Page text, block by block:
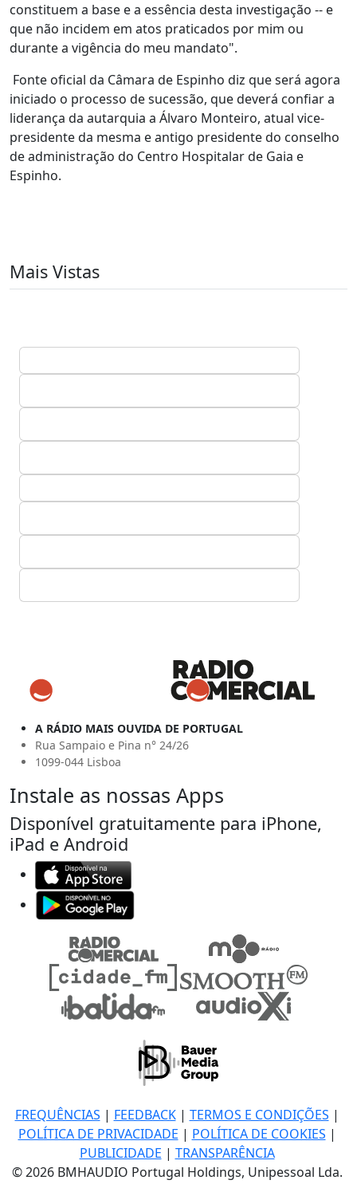
constituem a base e a essência desta investigação -- e
que não incidem em atos praticados por mim ou
durante a vigência do meu mandato".
Fonte oficial da Câmara de Espinho diz que será agora
iniciado o processo de sucessão, que deverá confiar a
liderança da autarquia a Álvaro Monteiro, atual vice-
presidente da mesma e antigo presidente do conselho
de administração do Centro Hospitalar de Gaia e
Espinho.
Mais Vistas
A RÁDIO MAIS OUVIDA DE PORTUGAL
Rua Sampaio e Pina n° 24/26
1099-044 Lisboa
Instale as nossas Apps
Disponível gratuitamente para iPhone,
iPad e Android
FREQUÊNCIAS | FEEDBACK| TERMOS E CONDIÇÕES |
POLÍTICA DE PRIVACIDADE | POLÍTICA DE COOKIES |
PUBLICIDADE | TRANSPARÊNCIA
© 2026 BMHAUDIO Portugal Holdings, Unipessoal Lda.